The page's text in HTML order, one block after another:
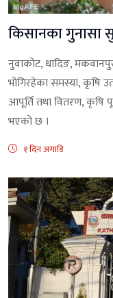
किसानका गुनासा
नुवाकोट, धादिङ,
भोगिरहेका समस्या, कृषि
आपूर्ति तथा वितरण, कृषि
भएको छ ।
१ दिन अगाडि